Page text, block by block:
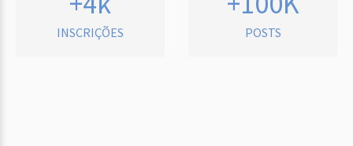
INSCRIÇÕES POSTS